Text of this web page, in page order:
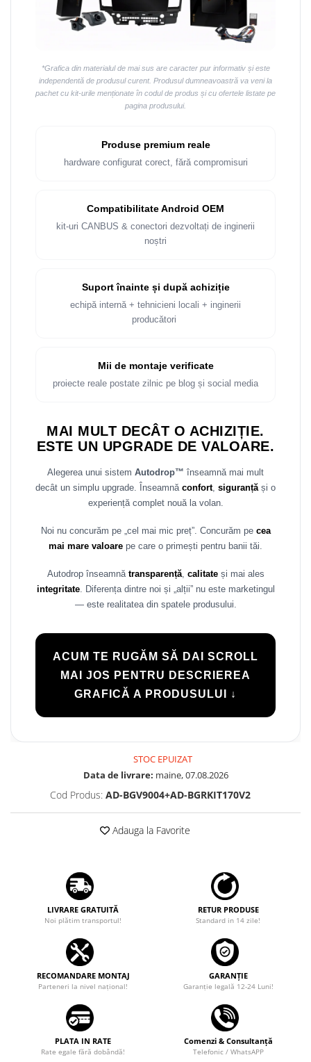
Rame adaptoare M-Benz
Rame adaptoare Skoda
Rame adaptoare Audi
Rame adaptoare Seat
Rame adaptoare Volvo
Rame Adaptoare Porsche
Rame adaptoare Peugeot
Rame adaptoare Citroen
Rame adaptoare Daihatsu
Rame adaptoare Mazda
Rame adaptoare Alfa Romeo
Rame adaptoare Nissan
Rame adaptoare Hyundai
Rame adaptoare Chevrolet
Rame adaptoare Mitsubishi
Rame adaptoare Jeep
Rame adaptoare Dodge
Rame adaptoare Isuzu
Rame adaptoare Subaru
Rame adaptoare Iveco
Rame adaptoare Land Rover
Rame adaptoare Hummer
Camere marșarier auto
*Grafica din materialul de mai sus are caracter pur informativ și este
independentă de produsul curent. Produsul dumneavoastră va veni la
pachet cu kit-urile menționate în codul de produs și cu ofertele listate pe
pagina produsului.
Produse premium reale
hardware configurat corect, fără compromisuri
Compatibilitate Android OEM
kit-uri CANBUS & conectori dezvoltați de inginerii
noștri
Suport înainte și după achiziție
echipă internă + tehnicieni locali + inginerii
producători
Mii de montaje verificate
proiecte reale postate zilnic pe blog și social media
MAI MULT DECÂT O ACHIZIȚIE.
ESTE UN UPGRADE DE VALOARE.
Alegerea unui sistem Autodrop™ înseamnă mai mult
decât un simplu upgrade. Înseamnă confort, siguranță și o
experiență complet nouă la volan.
Noi nu concurăm pe „cel mai mic preț”. Concurăm pe cea
mai mare valoare pe care o primești pentru banii tăi.
Autodrop înseamnă transparență, calitateși mai ales
integritate. Diferența dintre noi și „alții” nu este marketingul
— este realitatea din spatele produsului.
ACUM TE RUGĂM SĂ DAI SCROLL
MAI JOS PENTRU DESCRIEREA
GRAFICĂ A PRODUSULUI ↓
STOC EPUIZAT
Data de livrare: maine, 07.08.2026
Cod Produs: AD-BGV9004+AD-BGRKIT170V2
Adauga la Favorite
LIVRARE GRATUITĂ
Noi plătim transportul!
RETUR PRODUSE
Standard in 14 zile!
RECOMANDARE MONTAJ
Parteneri la nivel național!
GARANȚIE
Garanţie legală 12-24 Luni!
PLATA IN RATE
Rate egale fără dobândă!
Comenzi & Consultanță
Telefonic / WhatsAPP